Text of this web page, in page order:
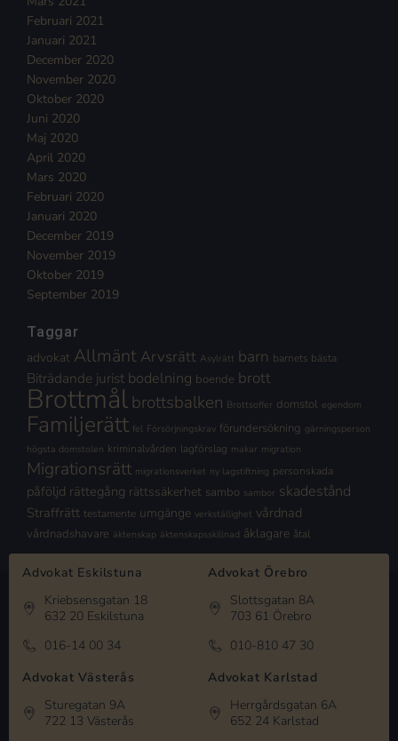
Februari 2021
Januari 2021
December 2020
November 2020
Oktober 2020
Juni 2020
Maj 2020
April 2020
Mars 2020
Februari 2020
Januari 2020
December 2019
November 2019
Oktober 2019
September 2019
Taggar
advokat Allmänt Arvsrätt Asylrätt barn barnets bästa
Biträdande jurist bodelning boende brott
Brottmålbrottsbalken Brottsoffer domstol egendom
Familjerätt fel Försörjningskrav förundersökning gärningsperson
högsta domstolen kriminalvården lagförslag makar migration
Migrationsrätt migrationsverket ny lagstiftning personskada
påföljd rättegång rättssäkerhet sambo sambor skadestånd
Straffrätt testamente umgänge verkställighet vårdnad
vårdnadshavare äktenskap äktenskapsskillnad åklagare åtal
Advokat Eskilstuna
Kriebsensgatan 18
632 20 Eskilstuna
016-14 00 34
Advokat Örebro
Slottsgatan 8A
703 61 Örebro
010-810 47 30
Advokat Västerås
Sturegatan 9A
722 13 Västerås
Advokat Karlstad
Herrgårdsgatan 6A
652 24 Karlstad